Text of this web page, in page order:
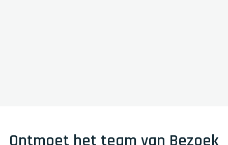
Ontmoet het team van Bezoek